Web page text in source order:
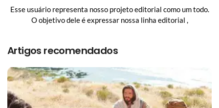
Esse usuário representa nosso projeto editorial como um todo.
O objetivo dele é expressar nossa linha editorial ,
Artigos recomendados